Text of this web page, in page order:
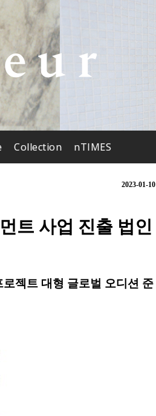
Collection nTIMES
2023-01-10
트 사업 진출 법인
젝트 대형 글로벌 오디션 준